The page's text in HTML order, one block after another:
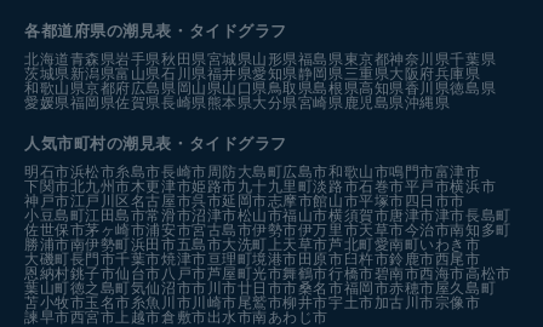
各都道府県の潮見表 ・タイドグラフ
北海道青森県岩手県秋田県宮城県山形県福島県 東京都神奈川県千葉県
茨城県 新潟県富山県石川県福井県愛知県静岡県 三重県大阪府兵庫県
和歌山県京都府広島県 岡山県山口県 鳥取県島根県高知県香川県徳島県
愛媛県福岡県佐賀県長崎県 熊本県大分県宮崎県 鹿児島県沖縄県
人気市町村の潮見表・タイドグラフ
明石市浜松市糸島市長崎市 周防大島町広島市和歌山市鳴門市富津市
下関市北九州市木更津市姫路市九十九里町淡路市石巻市平戸市横浜市
神戸市江戸川区名古屋市呉市延岡市志摩市館山市平塚市四日市市
小豆島町江田島市常滑市沼津市松山市福山市横須賀市唐津市津市長島町
佐世保市茅ヶ崎市浦安市宮古島市伊勢市伊万里市天草市今治市南知多町
勝浦市南伊勢町浜田市五島市大洗町 上天草市芦北町愛南町いわき市
大磯町長門市千葉市焼津市亘理町境港市田原市臼杵市鈴鹿市西尾市
恩納村銚子市仙台市 八戸市芦屋町光市舞鶴市行橋市碧南市西海市高松市
葉山町徳之島町気仙沼市市川市廿日市市桑名市福岡市赤穂市屋久島町
苫小牧市玉名市糸魚川市 川崎市尾鷲市柳井市宇土市加古川市宗像市
諫早市西宮市 上越市倉敷市出水市南あわじ市